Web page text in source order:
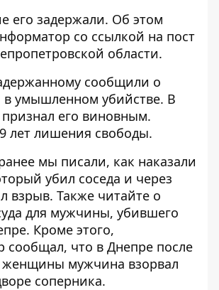
его задержали. Об этом
со ссылкой на пост
области.
сообщили о
в умышленном убийстве. В
признал его виновным.
лет лишения свободы.
мы писали, как наказали
убил соседа и через
взрыв. Также читайте о
для мужчины, убившего
. Кроме этого,
сообщал, что в Днепре после
женщины мужчина взорвал
соперника.